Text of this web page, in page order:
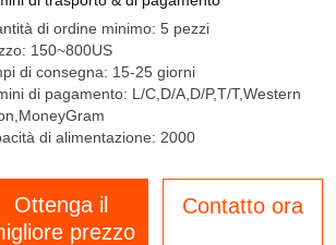
di ordine minimo: 5 pezzi
150~800US
di consegna: 15-25 giorni
di pagamento: L/C,D/A,D/P,T/T,Western
di alimentazione: 2000
Ottenga il
prezzo
Contatto ora